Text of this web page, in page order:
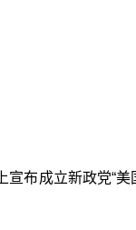
布成立新政党“